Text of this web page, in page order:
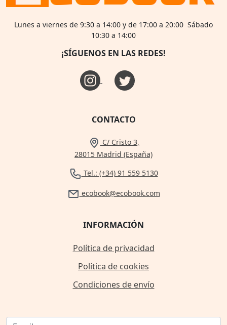
Lunes a viernes de 9:30 a 14:00 y de 17:00 a 20:00 Sábado
10:30 a 14:00
¡SÍGUENOS EN LAS REDES!
CONTACTO
C/ Cristo 3,
28015 Madrid (España)
Tel.: (+34) 91 559 5130
ecobook@ecobook.com
INFORMACIÓN
Política de privacidad
Política de cookies
Condiciones de envío